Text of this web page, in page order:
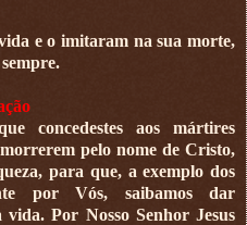
e o imitaram na sua morte,
concedestes aos mártires
pelo nome de Cristo,
para que, a exemplo dos
por Vós, saibamos dar
Por Nosso Senhor Jesus